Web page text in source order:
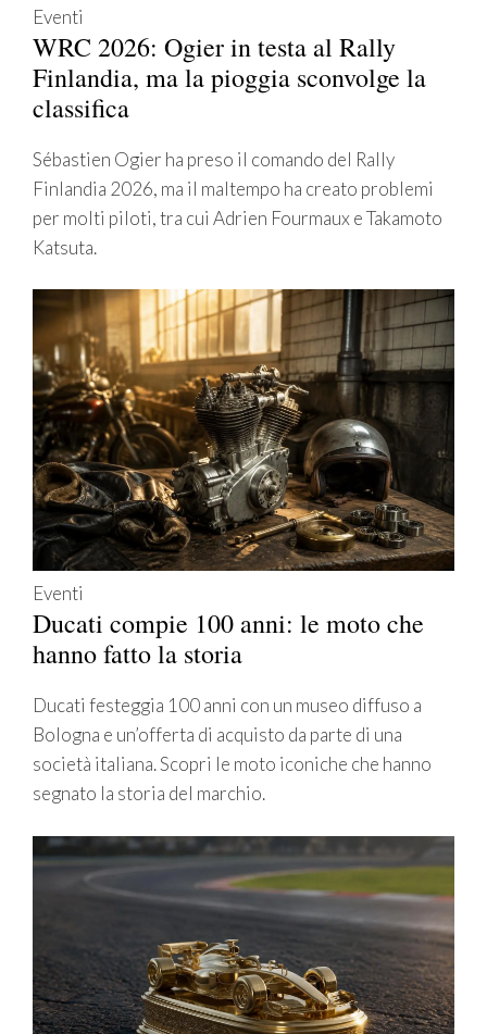
Eventi
WRC 2026: Ogier in testa al Rally
Finlandia, ma la pioggia sconvolge la
classifica
Sébastien Ogier ha preso il comando del Rally
Finlandia 2026, ma il maltempo ha creato problemi
per molti piloti, tra cui Adrien Fourmaux e Takamoto
Katsuta.
Eventi
Ducati compie 100 anni: le moto che
hanno fatto la storia
Ducati festeggia 100 anni con un museo diffuso a
Bologna e un’offerta di acquisto da parte di una
società italiana. Scopri le moto iconiche che hanno
segnato la storia del marchio.